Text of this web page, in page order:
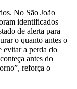
No São João
identificados
de alerta para
o quanto antes o
evitar a perda do
antes do
reforça o